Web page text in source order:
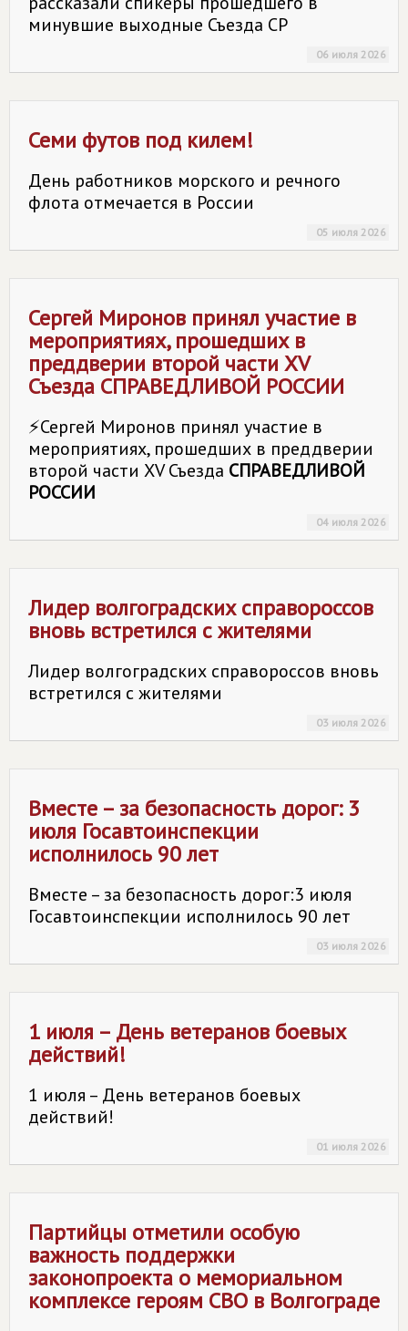
минувшие выходные Съезда СР
06 июля 2026
Семи футов под килем!
День работников морского и речного
флота отмечается в России
05 июля 2026
️️️Сергей Миронов принял участие в
мероприятиях, прошедших в
преддверии второй части XV
Съезда СПРАВЕДЛИВОЙ РОССИИ
️️️⚡Сергей Миронов принял участие в
мероприятиях, прошедших в преддверии
второй части XV Съезда СПРАВЕДЛИВОЙ
РОССИИ
04 июля 2026
Лидер волгоградских справороссов
вновь встретился с жителями
Лидер волгоградских справороссов вновь
встретился с жителями
03 июля 2026
Вместе – за безопасность дорог: 3
июля Госавтоинспекции
исполнилось 90 лет
Вместе – за безопасность дорог:3 июля
Госавтоинспекции исполнилось 90 лет
03 июля 2026
1 июля – День ветеранов боевых
действий!
1 июля – День ветеранов боевых
действий!
01 июля 2026
Партийцы отметили особую
важность поддержки
законопроекта о мемориальном
комплексе героям СВО в Волгограде